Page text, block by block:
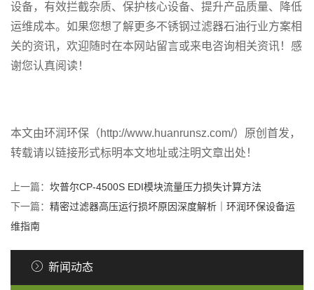
设备，有效拦截杂质、保护核心设备、提升产品质量、降低
运维成本。如果您想了解更多不锈钢过滤器石油行业方案相
关的资讯，欢迎随时在本网站留言或来电咨询相关资讯！感
谢您认真阅读！
本文由环润环保（http://www.huanrunsz.com/）原创首发，
转载请以链接形式标明本文地址或注明文章出处！
上一篇： 坎普尔CP-4500S EDI模块流量压力损失计算方法
下一篇： 精密过滤器高压运行损坏原因深度解析｜环润环保设备运
维指南
新闻动态